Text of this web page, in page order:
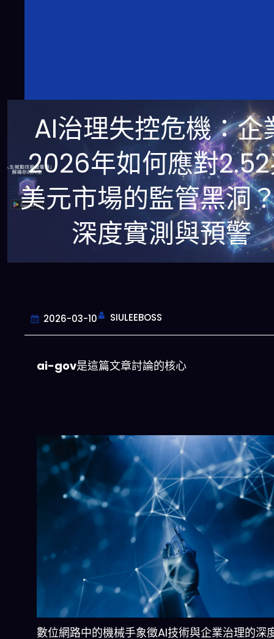
AI治理失控危機：企
2026年如何應對
美元市場的監管黑洞
深度實測與預警
2026-03-10 SIULEEBOSS
ai-gov是這篇文章討論的核心
數位網路中的機械手象徵AI技術與企業治理的深